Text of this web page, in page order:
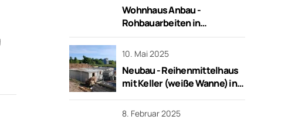
Wohnhaus Anbau -
Rohbauarbeiten in
Niederdorfelden
10. Mai 2025
Neubau - Reihenmittelhaus
mit Keller (weiße Wanne) in
8. Februar 2025